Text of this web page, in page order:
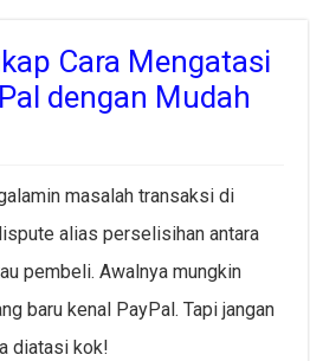
Cara Mengatasi
dengan Mudah
masalah transaksi di
alias perselisihan antara
pembeli. Awalnya mungkin
baru kenal PayPal. Tapi jangan
diatasi kok!